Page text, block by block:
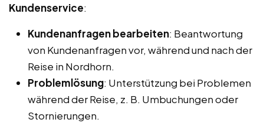
Kundenservice:
Kundenanfragen bearbeiten: Beantwortung
von Kundenanfragen vor, während und nach der
Reise in Nordhorn.
Problemlösung: Unterstützung bei Problemen
während der Reise, z. B. Umbuchungen oder
Stornierungen.